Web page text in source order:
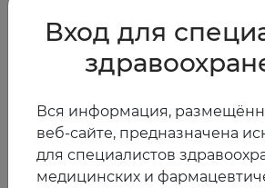
Подборка теоретических
Тест для самопроверки
зарегистрироваться на сайте
03.06.2023
Вход для
Вся информация,
веб-сайте, предназначена
для специалистов
медицинских и